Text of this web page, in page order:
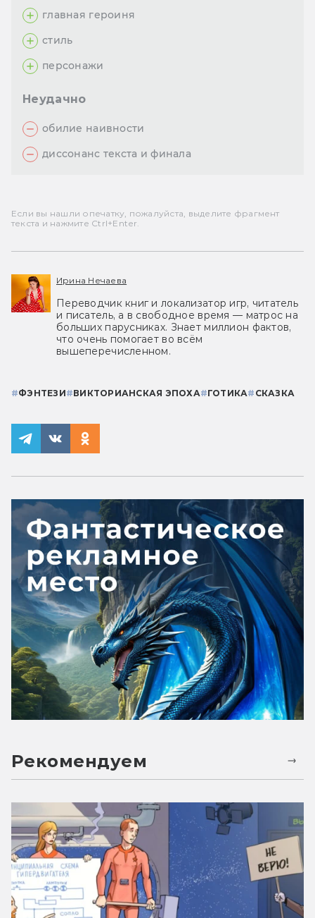
главная героиня
стиль
персонажи
Неудачно
обилие наивности
диссонанс текста и финала
Если вы нашли опечатку, пожалуйста, выделите фрагмент
текста и нажмите Ctrl+Enter.
Ирина Нечаева
Переводчик книг и локализатор игр, читатель
и писатель, а в свободное время — матрос на
больших парусниках. Знает миллион фактов,
что очень помогает во всём
вышеперечисленном.
#ФЭНТЕЗИ#ВИКТОРИАНСКАЯ ЭПОХА#ГОТИКА# СКАЗКА
Рекомендуем